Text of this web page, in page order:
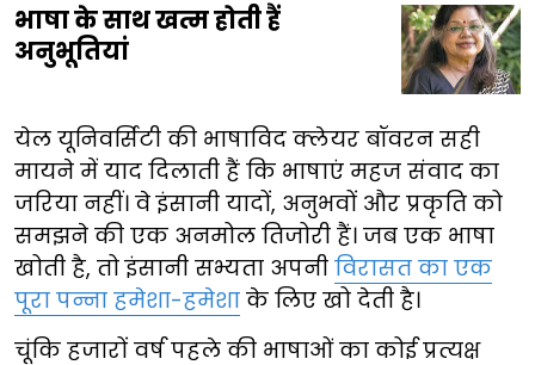
भाषा के साथ खत्म होती हैं
अनुभूतियां
येल यूनिवर्सिटी की भाषाविद क्लेयर बॉवरन सही
मायने में याद दिलाती हैं कि भाषाएं महज संवाद का
जरिया नहीं। वे इंसानी यादों, अनुभवों और प्रकृति को
समझने की एक अनमोल तिजोरी हैं। जब एक भाषा
खोती है, तो इंसानी सभ्यता अपनी विरासत का एक
पूरा पन्ना हमेशा-हमेशा के लिए खो देती है।
चूंकि हजारों वर्ष पहले की भाषाओं का कोई प्रत्यक्ष